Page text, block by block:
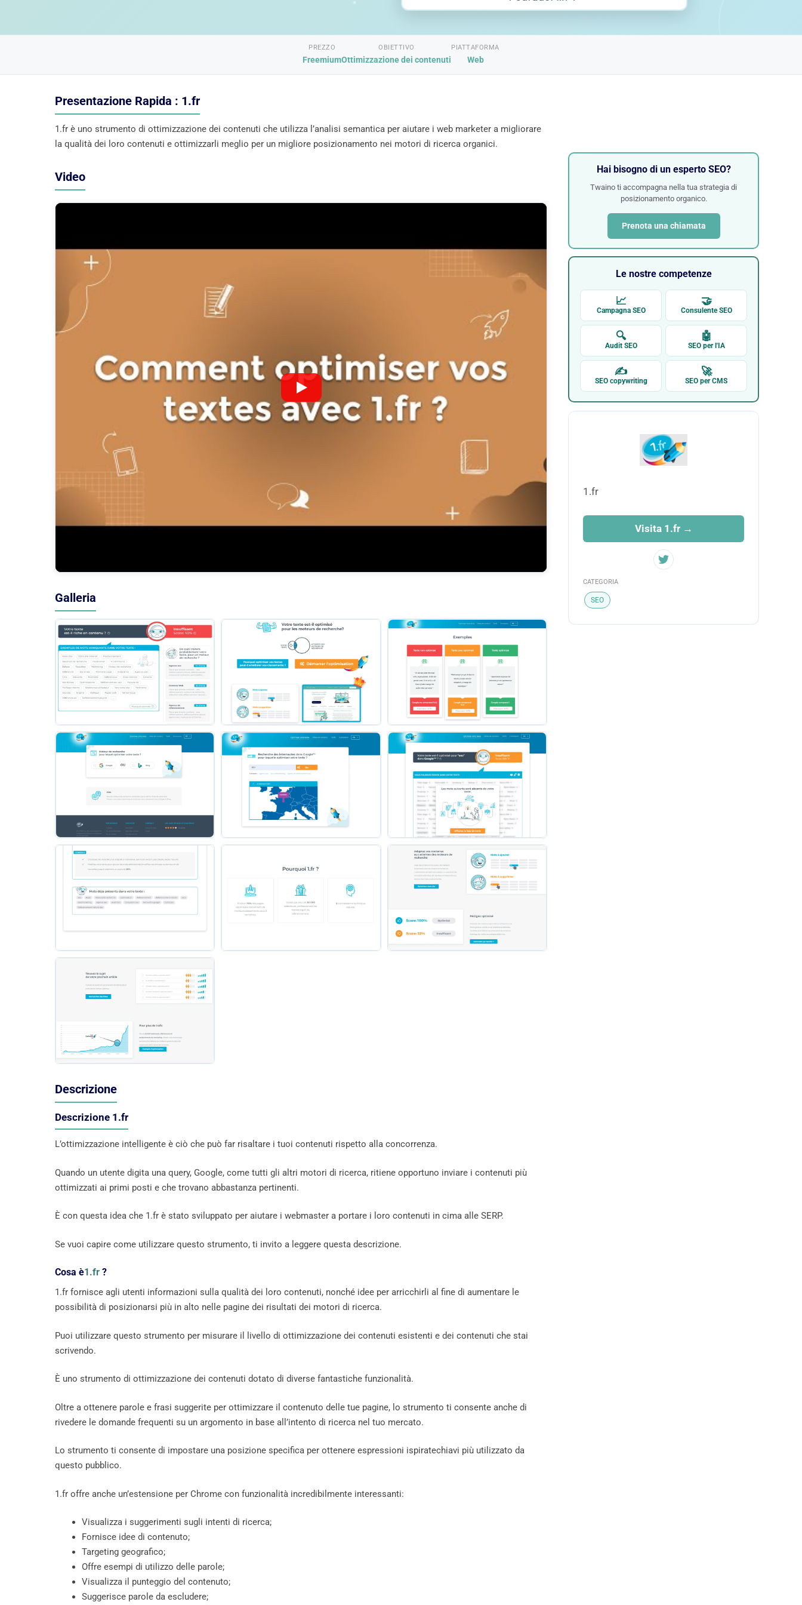
PREZZO
Freemium
OBIETTIVO
Ottimizzazione dei contenuti
PIATTAFORMA
Web
Presentazione Rapida : 1.fr
1.fr è uno strumento di ottimizzazione dei contenuti che utilizza l’analisi semantica per aiutare i web marketer a migliorare
la qualità dei loro contenuti e ottimizzarli meglio per un migliore posizionamento nei motori di ricerca organici.
Video
Galleria
Descrizione
Descrizione 1.fr
L’ottimizzazione intelligente è ciò che può far risaltare i tuoi contenuti rispetto alla concorrenza.
Quando un utente digita una query, Google, come tutti gli altri motori di ricerca, ritiene opportuno inviare i contenuti più
ottimizzati ai primi posti e che trovano abbastanza pertinenti.
È con questa idea che 1.fr è stato sviluppato per aiutare i webmaster a portare i loro contenuti in cima alle SERP.
Se vuoi capire come utilizzare questo strumento, ti invito a leggere questa descrizione.
Cosa è1.fr ?
1.fr fornisce agli utenti informazioni sulla qualità dei loro contenuti, nonché idee per arricchirli al fine di aumentare le
possibilità di posizionarsi più in alto nelle pagine dei risultati dei motori di ricerca.
Puoi utilizzare questo strumento per misurare il livello di ottimizzazione dei contenuti esistenti e dei contenuti che stai
scrivendo.
È uno strumento di ottimizzazione dei contenuti dotato di diverse fantastiche funzionalità.
Oltre a ottenere parole e frasi suggerite per ottimizzare il contenuto delle tue pagine, lo strumento ti consente anche di
rivedere le domande frequenti su un argomento in base all’intento di ricerca nel tuo mercato.
Lo strumento ti consente di impostare una posizione specifica per ottenere espressioni ispiratechiavi più utilizzato da
questo pubblico.
1.fr offre anche un’estensione per Chrome con funzionalità incredibilmente interessanti:
Visualizza i suggerimenti sugli intenti di ricerca;
Fornisce idee di contenuto;
Targeting geografico;
Offre esempi di utilizzo delle parole;
Visualizza il punteggio del contenuto;
Suggerisce parole da escludere;
Hai bisogno di un esperto SEO?
Twaino ti accompagna nella tua strategia di
posizionamento organico.
Prenota una chiamata
Le nostre competenze
📈
Campagna SEO
🤝
Consulente SEO
🔍
Audit SEO
🤖
SEO per l'IA
✍
SEO copywriting
🚀
SEO per CMS
1.fr
Visita 1.fr →
CATEGORIA
SEO